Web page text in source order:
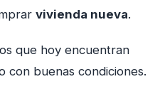
vivienda nueva.
que hoy encuentran
con buenas condiciones.